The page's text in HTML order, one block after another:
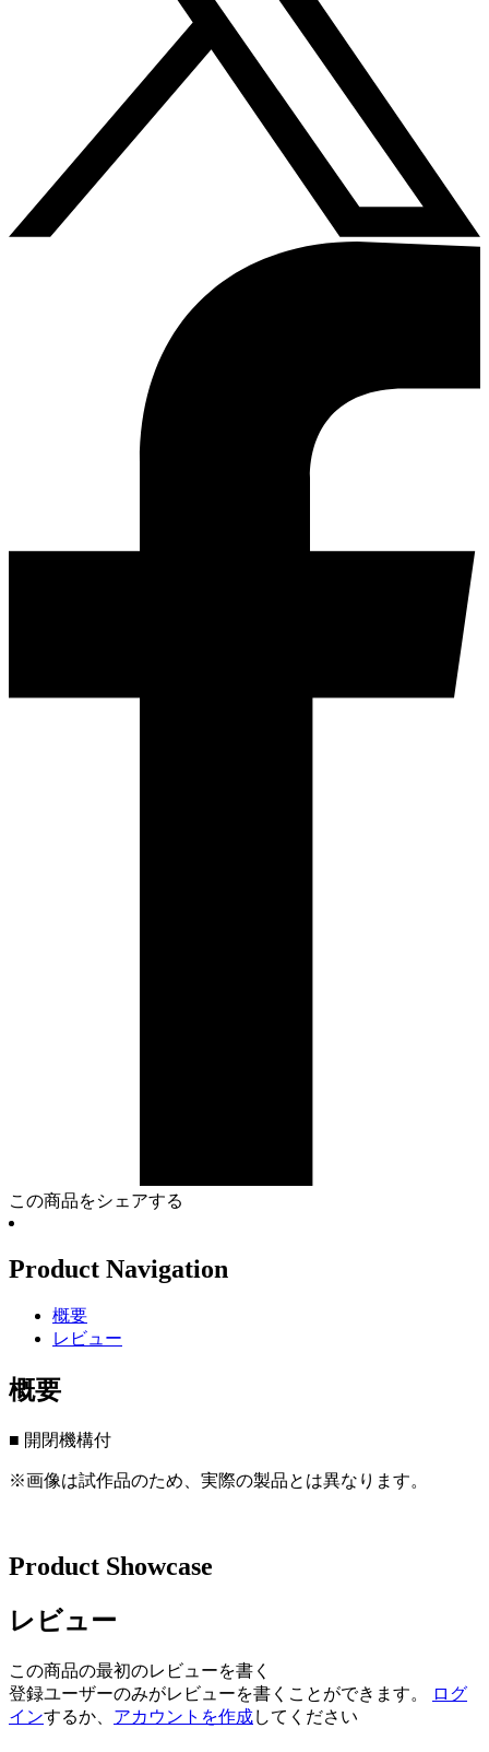
この商品をシェアする
Product Navigation
概要
レビュー
概要
■ 開閉機構付
※画像は試作品のため、実際の製品とは異なります。
Product Showcase
レビュー
この商品の最初のレビューを書く
登録ユーザーのみがレビューを書くことができます。
ログ
インするか、 アカウントを作成してください